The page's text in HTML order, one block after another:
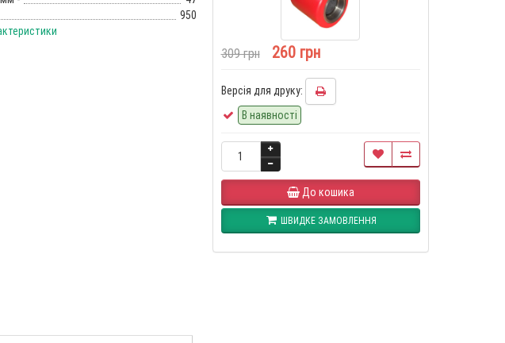
950
309 грн 260 грн
Версія для друку:
В наявності
До кошика
ШВИДКЕ ЗАМОВЛЕННЯ